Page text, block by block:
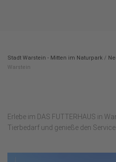
Stadt Warstein - Mitten im Naturpark /
Warstein
Erlebe im DAS FUTTERHAUS in
Tierbedarf und genieße den